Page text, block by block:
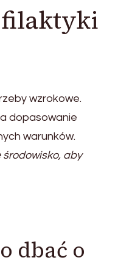
wzrokowe.
dopasowanie
warunków.
środowisko, aby
dbać o